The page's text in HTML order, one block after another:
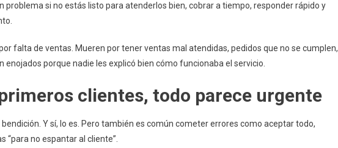
problema si no estás listo para atenderlos bien, cobrar a tiempo, responder rápido y
falta de ventas. Mueren por tener ventas mal atendidas, pedidos que no se cumplen,
porque nadie les explicó bien cómo funcionaba el servicio.
clientes, todo parece urgente
Y sí, lo es. Pero también es común cometer errores como aceptar todo,
“para no espantar al cliente”.